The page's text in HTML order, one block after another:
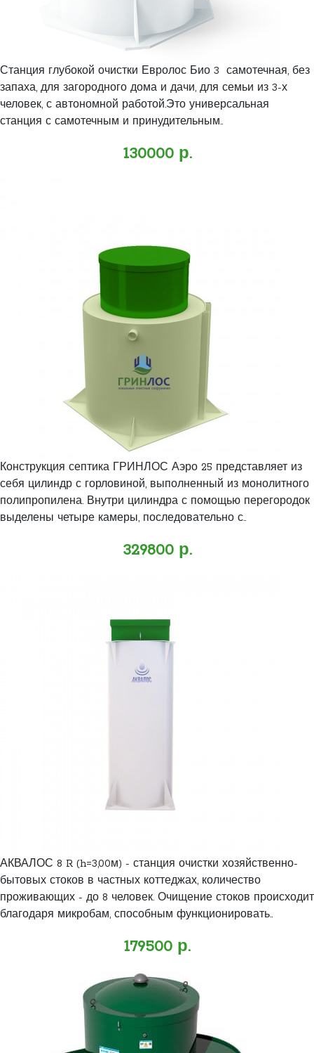
Станция глубокой очистки Евролос Био 3 самотечная, без
запаха, для загородного дома и дачи, для семьи из 3-х
человек, с автономной работой.Это универсальная
станция с самотечным и принудительным..
130000 р.
Конструкция септика ГРИНЛОС Аэро 25 представляет из
себя цилиндр с горловиной, выполненный из монолитного
полипропилена. Внутри цилиндра с помощью перегородок
выделены четыре камеры, последовательно с..
329800 р.
АКВАЛОС 8 R (h=3,00м) - станция очистки хозяйственно-
бытовых стоков в частных коттеджах, количество
проживающих - до 8 человек. Очищение стоков происходит
благодаря микробам, способным функционировать..
179500 р.